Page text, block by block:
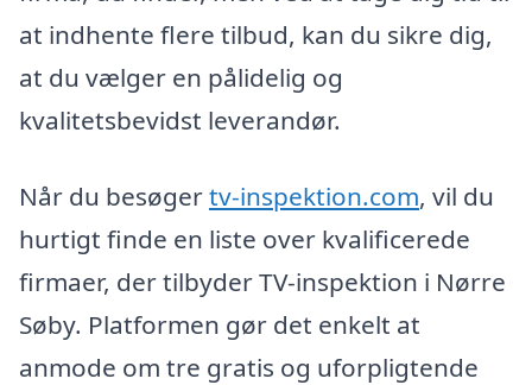
at indhente flere tilbud, kan du sikre dig,
at du vælger en pålidelig og
kvalitetsbevidst leverandør.
Når du besøgertv-inspektion.com, vil du
hurtigt finde en liste over kvalificerede
firmaer, der tilbyder TV-inspektion i Nørre
Søby. Platformen gør det enkelt at
anmode om tre gratis og uforpligtende